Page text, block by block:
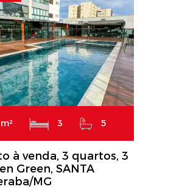
3 5
à venda, 3 quartos, 3
Green, SANTA
MG